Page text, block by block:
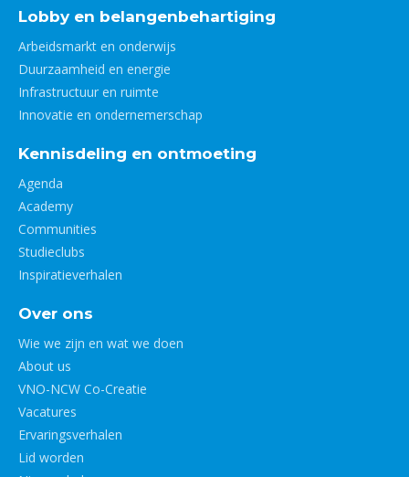
Lobby en belangenbehartiging
Arbeidsmarkt en onderwijs
Duurzaamheid en energie
Infrastructuur en ruimte
Innovatie en ondernemerschap
Kennisdeling en ontmoeting
Agenda
Academy
Communities
Studieclubs
Inspiratieverhalen
Over ons
Wie we zijn en wat we doen
About us
VNO-NCW Co-Creatie
Vacatures
Ervaringsverhalen
Lid worden